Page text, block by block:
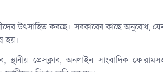
উৎসাহিত করছে। সরকারের কাছে অনুরোধ,
হয়।
স্থানীয় প্রেসক্লাব, অনলাইন সাংবাদিক